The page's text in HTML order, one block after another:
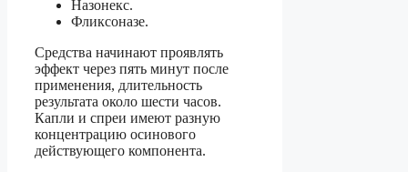
Назонекс.
Фликсоназе.
Средства начинают проявлять
эффект через пять минут после
применения, длительность
результата около шести часов.
Капли и спреи имеют разную
концентрацию осинового
действующего компонента.